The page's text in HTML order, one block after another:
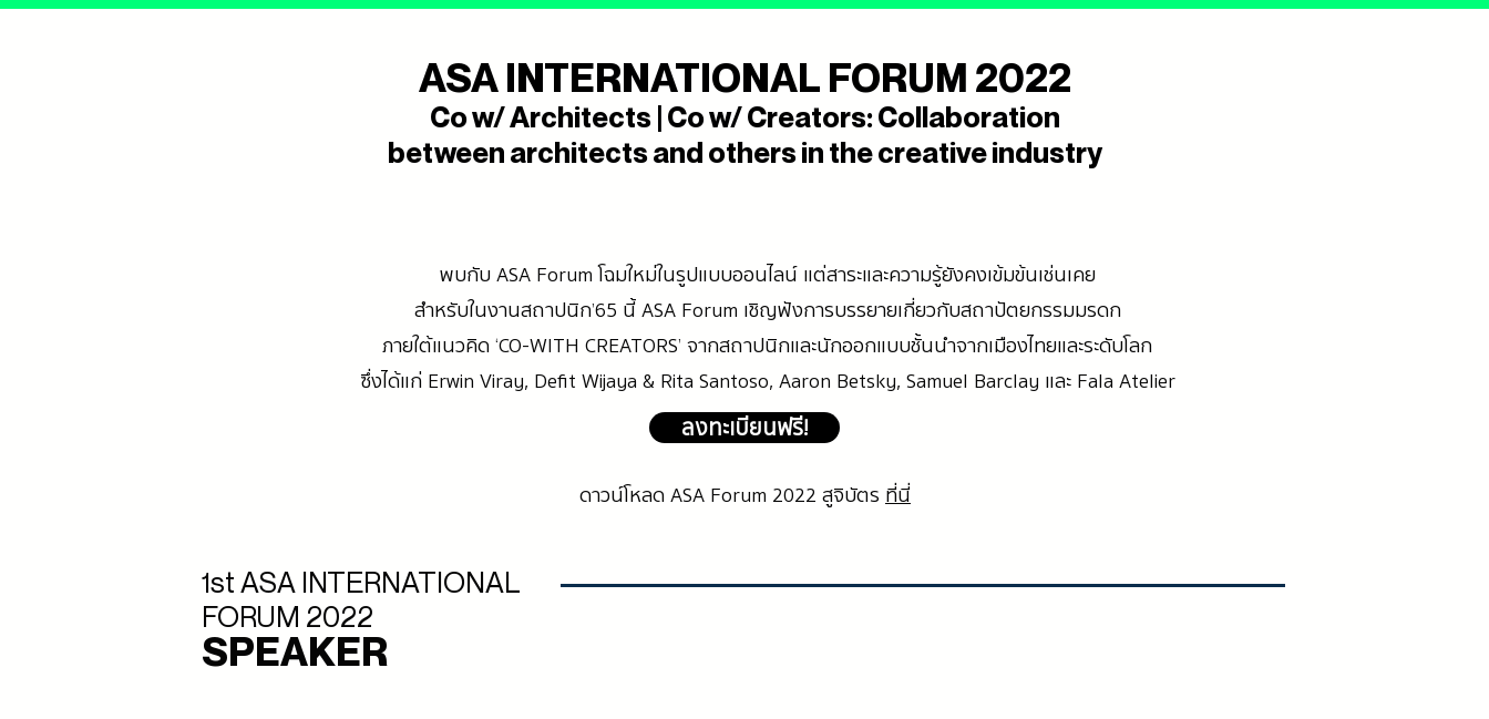
ASA INTERNATIONAL FORUM 2022
Co w/ Architects | Co w/ Creators: Collaboration
between architects and others in the creative industry
ลงทะเบียนฟรี!
พบกับ ASA Forum โฉมใหม่ในรูปแบบออนไลน์ แต่สาระและความรู้ยังคงเข้มข้นเช่นเคย
สำหรับในงานสถาปนิก’65 นี้ ASA Forum เชิญฟังการบรรยายเกี่ยวกับสถาปัตยกรรมมรดก
ภายใต้แนวคิด ‘CO-WITH CREATORS’ จากสถาปนิกและนักออกแบบชั้นนำจากเมืองไทยและระดับโลก
ซึ่งได้แก่ Erwin Viray, Defit Wijaya & Rita Santoso, Aaron Betsky, Samuel Barclay และ Fala Atelier
ดาวน์โหลด ASA Forum 2022 สูจิบัตร ที่นี่
1st ASA INTERNATIONAL
FORUM 2022
SPEAKER